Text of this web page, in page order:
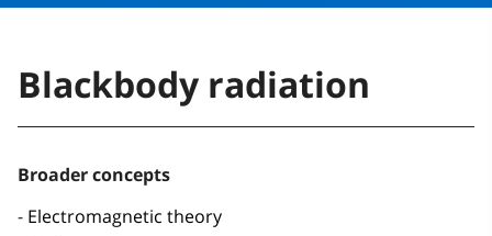
Blackbody radiation
Broader concepts
Electromagnetic theory